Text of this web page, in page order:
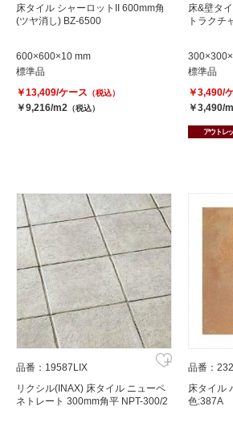
床タイル シャーロットII 600mm角
(ツヤ消し) BZ-6500
600×600×10 mm
標準品
￥13,409/ケース （税込）
￥9,216/m2 （税込）
床&壁タ
トラクチ
標準品
￥3,490/
￥3,490/
アウトレ
品番：19587LIX
リクシル(INAX) 床タイル ニューペ
ネトレート 300mm角平 NPT-300/2
品番：
床タイル
色:387A